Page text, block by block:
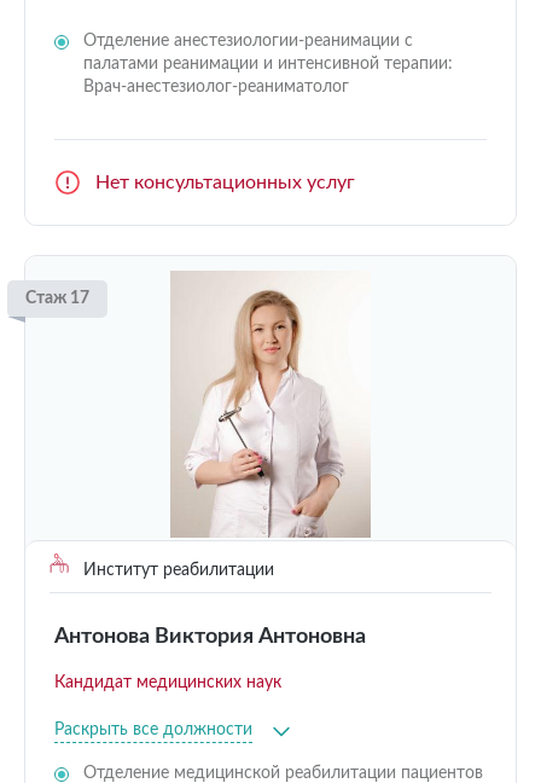
Отделение анестезиологии-реанимации с
палатами реанимации и интенсивной терапии:
Врач-анестезиолог-реаниматолог
Нет консультационных услуг
Стаж 17
Институт реабилитации
Антонова Виктория Антоновна
Кандидат медицинских наук
Раскрыть все должности
Отделение медицинской реабилитации пациентов